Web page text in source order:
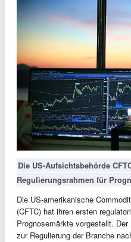
Die US-Aufsichtsbehörde
Regulierungsrahmen für
Die US-amerikanische
(CFTC) hat ihren ersten
Prognosemärkte vorgestellt.
zur Regulierung der Branche